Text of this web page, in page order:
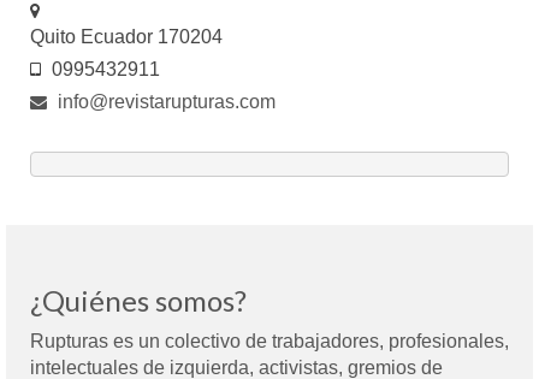
Quito Ecuador 170204
0995432911
info@revistarupturas.com
¿Quiénes somos?
Rupturas es un colectivo de trabajadores, profesionales,
intelectuales de izquierda, activistas, gremios de